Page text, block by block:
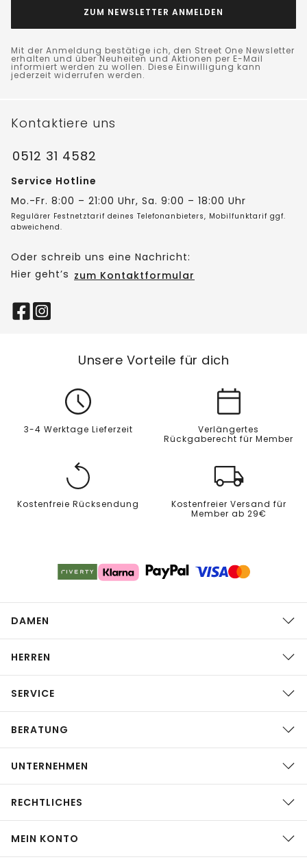
ZUM NEWSLETTER ANMELDEN
Mit der Anmeldung bestätige ich, den Street One Newsletter
erhalten und über Neuheiten und Aktionen per E-Mail
informiert werden zu wollen. Diese Einwilligung kann
jederzeit widerrufen werden.
Kontaktiere uns
0512 31 4582
Service Hotline
Mo.-Fr. 8:00 – 21:00 Uhr, Sa. 9:00 – 18:00 Uhr
Regulärer Festnetztarif deines Telefonanbieters, Mobilfunktarif ggf.
abweichend.
Oder schreib uns eine Nachricht:
Hier geht’s zum Kontaktformular
Unsere Vorteile für dich
3-4 Werktage Lieferzeit
Verlängertes
Rückgaberecht für Member
Kostenfreie Rücksendung
Kostenfreier Versand für
Member ab 29€
DAMEN
HERREN
SERVICE
BERATUNG
UNTERNEHMEN
RECHTLICHES
MEIN KONTO